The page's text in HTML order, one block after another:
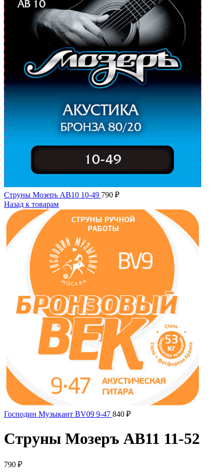
Струны Мозеръ AB10 10-49 790 ₽
Назад к товарам
Господин Музыкант BV09 9-47 840 ₽
Струны Мозеръ AB11 11-52
790 ₽